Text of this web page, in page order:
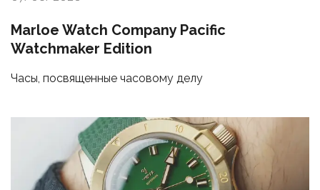
Marloe Watch Company Pacific
Watchmaker Edition
Часы, посвященные часовому делу